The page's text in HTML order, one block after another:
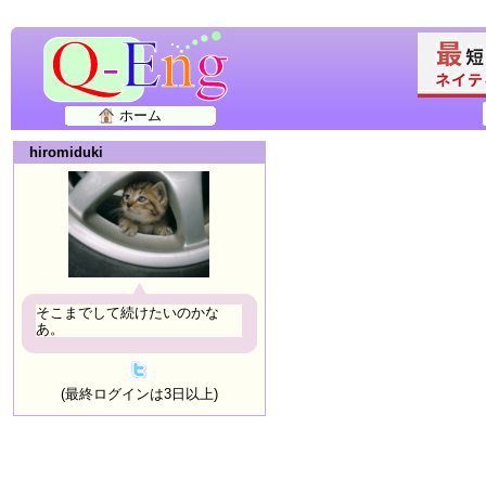
ホーム
hiromiduki
そこまでして続けたいのかな
あ。
(最終ログインは3日以上)